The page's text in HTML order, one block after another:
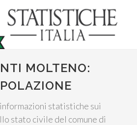
MOLTENO:
statistiche sui
stato civile del comune di